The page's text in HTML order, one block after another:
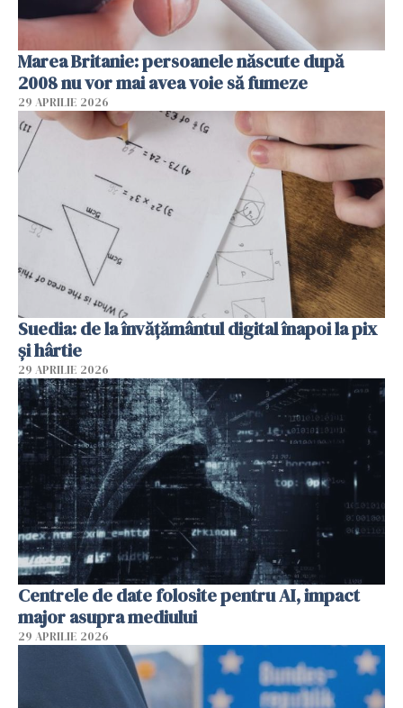
Marea Britanie: persoanele născute după
2008 nu vor mai avea voie să fumeze
29 APRILIE 2026
Suedia: de la învățământul digital înapoi la pix
și hârtie
29 APRILIE 2026
Centrele de date folosite pentru AI, impact
major asupra mediului
29 APRILIE 2026